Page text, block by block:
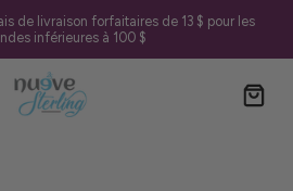
de livraison forfaitaires de 13 $ pour les
inférieures à 100 $